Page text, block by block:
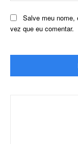
Salve meu nome,
vez que eu comentar.